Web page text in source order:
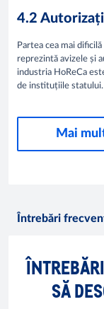
4.2
Partea cea mai
reprezintă avizele și
industria HoReCa
de instituțiile statului. ​
Mai
Întrebări
SĂ